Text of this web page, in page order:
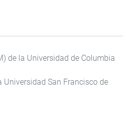
de la Universidad de Columbia
San Francisco de